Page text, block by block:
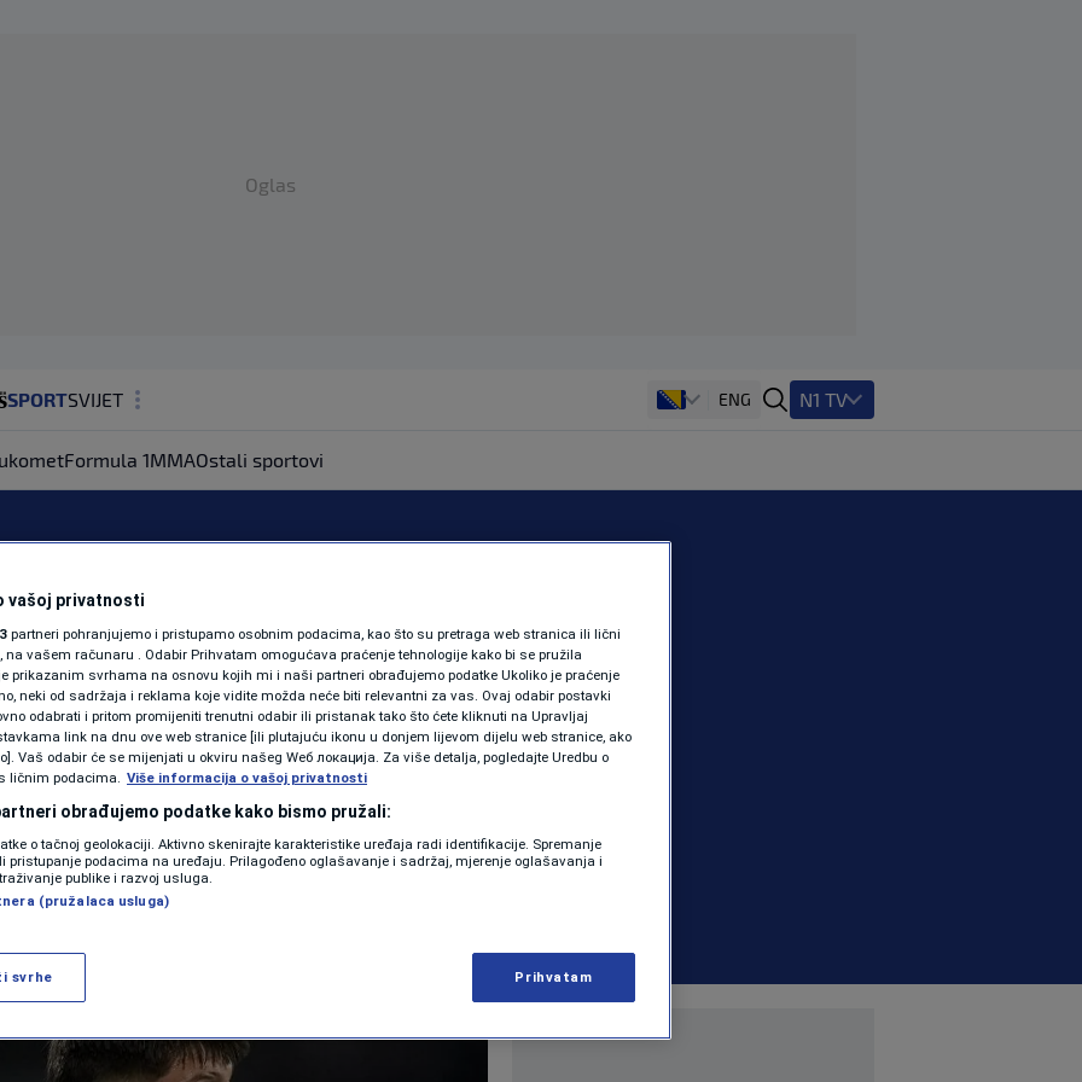
Oglas
SPORTSVIJET
ZDRAVLJE
SHOWBIZ
KOLUMNE
PODCAST
N1 SPECIJAL
FENOMENI
NEISTRAŽENO
VIRALNO
VIDEO
ENG N1 TV
Formula 1MMAOstali sportovi
na testiranje:
vlada strah od
| NOGOMET 0 komentara
Više
vašoj privatnosti
partneri pohranjujemo i pristupamo osobnim podacima, kao što su pretraga web stranica ili lični
na vašem računaru . Odabir Prihvatam omogućava praćenje tehnologije kako bi se pružila
prikazanim svrhama na osnovu kojih mi i naši partneri obrađujemo podatke Ukoliko je praćenje
neki od sadržaja i reklama koje vidite možda neće biti relevantni za vas. Ovaj odabir postavki
odabrati i pritom promijeniti trenutni odabir ili pristanak tako što ćete kliknuti na Upravljaj
link na dnu ove web stranice [ili plutajuću ikonu u donjem lijevom dijelu web stranice, ako
Vaš odabir će se mijenjati u okviru našeg Wеб локација. Za više detalja, pogledajte Uredbu o
ličnim podacima. Više informacija o vašoj privatnosti
obrađujemo podatke kako bismo pružali:
o tačnoj geolokaciji. Aktivno skenirajte karakteristike uređaja radi identifikacije. Spremanje
pristupanje podacima na uređaju. Prilagođeno oglašavanje i sadržaj, mjerenje oglašavanja i
publike i razvoj usluga.
(pružalaca usluga)
svrhe Prihvatam